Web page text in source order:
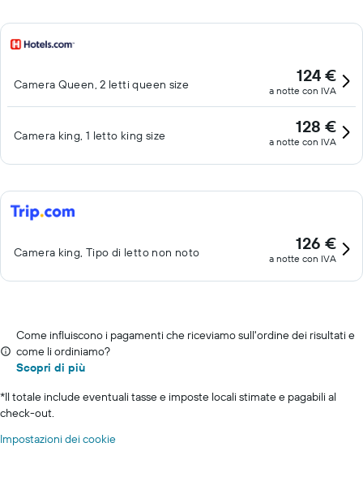
Camera Queen, 2 letti queen size 124 €
a notte con IVA
Camera king, 1 letto king size 128 €
a notte con IVA
Camera king, Tipo di letto non noto 126 €
a notte con IVA
Come influiscono i pagamenti che riceviamo sull'ordine dei risultati e
come li ordiniamo?
Scopri di più
*Il totale include eventuali tasse e imposte locali stimate e pagabili al
check-out.
Impostazioni dei cookie